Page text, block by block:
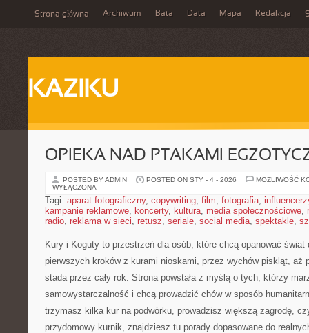
Strona główna Archiwum Bata Data Mapa Redakcja
KAZIKU
OPIEKA NAD PTAKAMI
POSTED BY ADMIN POSTED ON STY - 4 - 2026
MOŻLIWOŚĆ
WYŁĄCZONA
Tagi: aparat fotograficzny, copywriting, film, fotografia,
kampanie reklamowe, koncerty, kultura, media społecznościowe,
radio, reklama w sieci, retusz, seriale, social media, spektakle,
Kury i Koguty to przestrzeń dla osób, które chcą opanować świat
pierwszych kroków z kurami nioskami, przez wychów piskląt, aż
stada przez cały rok. Strona powstała z myślą o tych, którzy
samowystarczalność i chcą prowadzić chów w sposób
trzymasz kilka kur na podwórku, prowadzisz większą zagrodę,
przydomowy kurnik, znajdziesz tu porady dopasowane do